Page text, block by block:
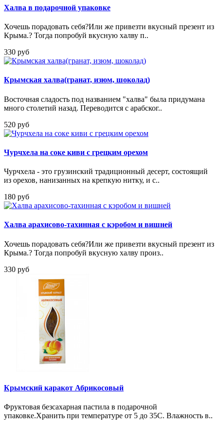
Халва в подарочной упаковке
Хочешь порадовать себя?Или же привезти вкусный презент из
Крыма.? Тогда попробуй вкусную халву п..
330 руб
Крымская халва(гранат, изюм, шоколад)
Восточная сладость под названием "халва" была придумана
много столетий назад. Переводится с арабског..
520 руб
Чурчхела на соке киви с грецким орехом
Чурчхела - это грузинский традиционный десерт, состоящий
из орехов, нанизанных на крепкую нитку, и с..
180 руб
Халва арахисово-тахинная с кэробом и вишней
Хочешь порадовать себя?Или же привезти вкусный презент из
Крыма.? Тогда попробуй вкусную халву произ..
330 руб
Крымский каракот Абрикосовый
Фруктовая безсахарная пастила в подарочной
упаковке.Хранить при температуре от 5 до 35С. Влажность в..